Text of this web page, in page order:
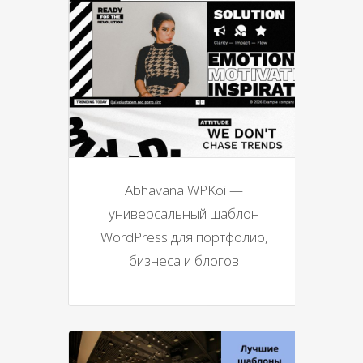
Abhavana WPKoi —
универсальный шаблон
WordPress для портфолио,
бизнеса и блогов